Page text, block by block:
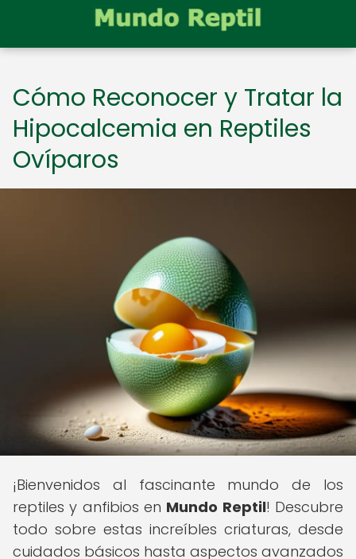
Cómo Reconocer y Tratar la
Hipocalcemia en Reptiles
Ovíparos
¡Bienvenidos al fascinante mundo de los
reptiles y anfibios en Mundo Reptil! Descubre
todo sobre estas increíbles criaturas, desde
cuidados básicos hasta aspectos avanzados